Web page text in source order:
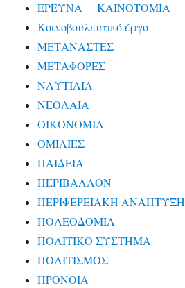
ΕΡΕΥΝΑ – ΚΑΙΝΟΤΟΜΙΑ
Κοινοβουλευτικό έργο
ΜΕΤΑΝΑΣΤΕΣ
ΜΕΤΑΦΟΡΕΣ
ΝΑΥΤΙΛΙΑ
ΝΕΟΛΑΙΑ
ΟΙΚΟΝΟΜΙΑ
ΟΜΙΛΙΕΣ
ΠΑΙΔΕΙΑ
ΠΕΡΙΒΑΛΛΟΝ
ΠΕΡΙΦΕΡΕΙΑΚΗ ΑΝΑΠΤΥΞΗ
ΠΟΛΕΟΔΟΜΙΑ
ΠΟΛΙΤΙΚΟ ΣΥΣΤΗΜΑ
ΠΟΛΙΤΙΣΜΟΣ
ΠΡΟΝΟΙΑ